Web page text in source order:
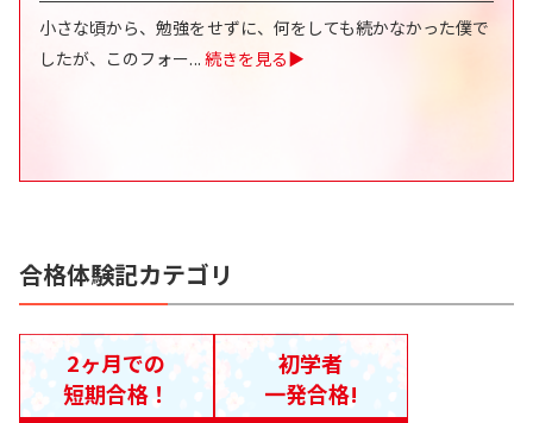
小さな頃から、勉強をせずに、何をしても続かなかった僕で
したが、このフォー... 続きを見る▶
合格体験記カテゴリ
2ヶ月での
短期合格！
初学者
一発合格!